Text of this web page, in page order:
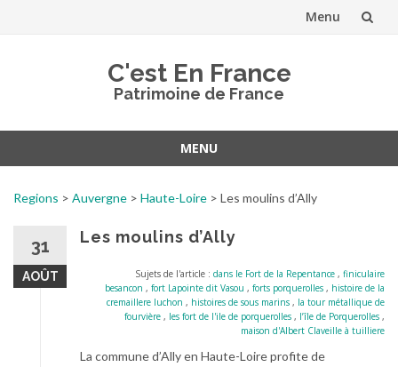
Menu
C'est En France
Patrimoine de France
MENU
Regions > Auvergne > Haute-Loire > Les moulins d’Ally
31
AOÛT
Les moulins d’Ally
Sujets de l'article : dans le Fort de la Repentance , finiculaire
besancon , fort Lapointe dit Vasou , forts porquerolles , histoire de la
cremaillere luchon , histoires de sous marins , la tour métallique de
fourvière , les fort de l'ile de porquerolles , l’île de Porquerolles ,
maison d'Albert Claveille à tuilliere
La commune d’Ally en Haute-Loire profite de